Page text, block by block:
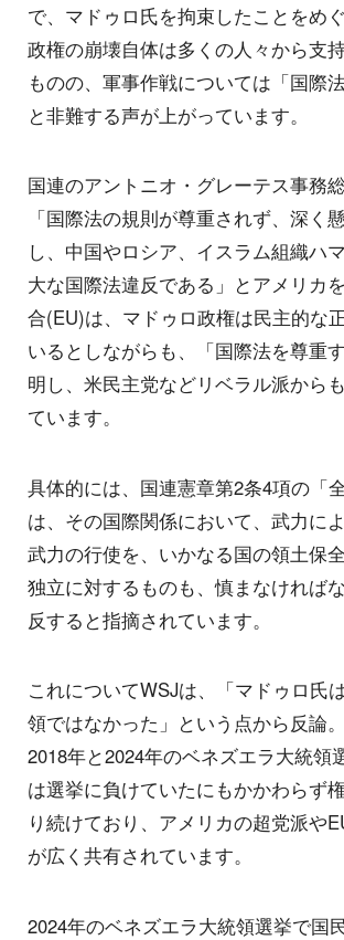
で、マドゥロ氏を拘束したことをめ
政権の崩壊自体は多くの人々から支
ものの、軍事作戦については「国際
と非難する声が上がっています。
国連のアントニオ・グレーテス事務総
「国際法の規則が尊重されず、深く
し、中国やロシア、イスラム組織ハ
大な国際法違反である」とアメリカ
合(EU)は、マドゥロ政権は民主的な
いるとしながらも、「国際法を尊重
明し、米民主党などリベラル派から
ています。
具体的には、国連憲章第2条4項の「
は、その国際関係において、武力に
武力の行使を、いかなる国の領土保
独立に対するものも、慎まなければ
反すると指摘されています。
これについてWSJは、「マドゥロ氏
領ではなかった」という点から反論
2018年と2024年のベネズエラ大統領
は選挙に負けていたにもかかわらず
り続けており、アメリカの超党派や
が広く共有されています。
2024年のベネズエラ大統領選挙で国